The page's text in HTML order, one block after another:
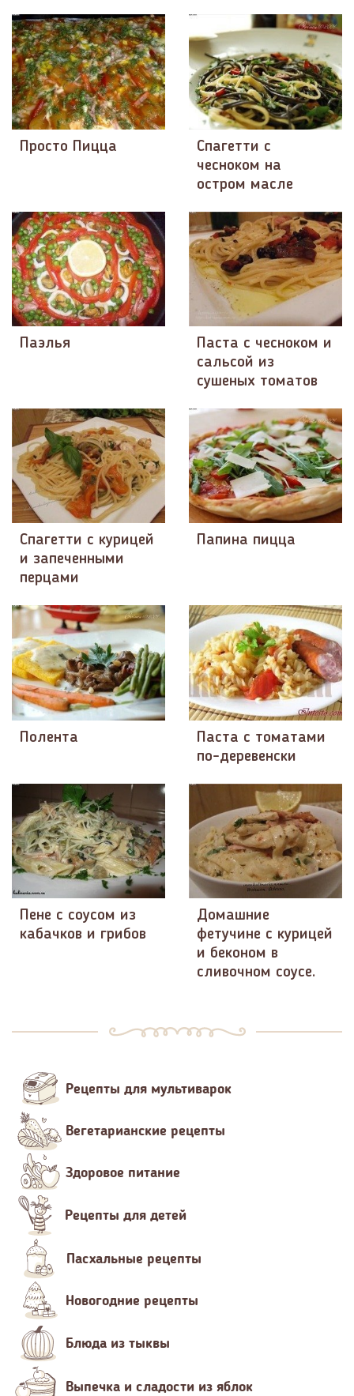
Просто Пицца
Спагетти с
чесноком на
остром масле
Паэлья
Паста с чесноком и
сальсой из
сушеных томатов
Спагетти с курицей
и запеченными
перцами
Папина пицца
Полента
Паста с томатами
по-деревенски
Пене с соусом из
кабачков и грибов
Домашние
фетучине с курицей
и беконом в
сливочном соусе.
Рецепты для мультиварок
Вегетарианские рецепты
Здоровое питание
Рецепты для детей
Пасхальные рецепты
Новогодние рецепты
Блюда из тыквы
Выпечка и сладости из яблок